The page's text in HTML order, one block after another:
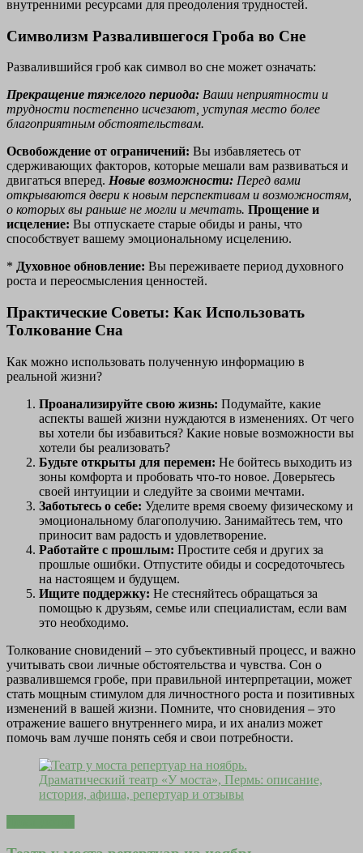
внутренними ресурсами для преодоления трудностей.
Символизм Развалившегося Гроба во Сне
Развалившийся гроб как символ во сне может означать:
Прекращение тяжелого периода: Ваши неприятности и
трудности постепенно исчезают, уступая место более
благоприятным обстоятельствам.
Освобождение от ограничений: Вы избавляетесь от
сдерживающих факторов, которые мешали вам развиваться и
двигаться вперед. Новые возможности: Перед вами
открываются двери к новым перспективам и возможностям,
о которых вы раньше не могли и мечтать. Прощение и
исцеление: Вы отпускаете старые обиды и раны, что
способствует вашему эмоциональному исцелению.
* Духовное обновление: Вы переживаете период духовного
роста и переосмысления ценностей.
Практические Советы: Как Использовать
Толкование Сна
Как можно использовать полученную информацию в
реальной жизни?
Проанализируйте свою жизнь: Подумайте, какие
аспекты вашей жизни нуждаются в изменениях. От чего
вы хотели бы избавиться? Какие новые возможности вы
хотели бы реализовать?
Будьте открыты для перемен: Не бойтесь выходить из
зоны комфорта и пробовать что-то новое. Доверьтесь
своей интуиции и следуйте за своими мечтами.
Заботьтесь о себе: Уделите время своему физическому и
эмоциональному благополучию. Занимайтесь тем, что
приносит вам радость и удовлетворение.
Работайте с прошлым: Простите себя и других за
прошлые ошибки. Отпустите обиды и сосредоточьтесь
на настоящем и будущем.
Ищите поддержку: Не стесняйтесь обращаться за
помощью к друзьям, семье или специалистам, если вам
это необходимо.
Толкование сновидений – это субъективный процесс, и важно
учитывать свои личные обстоятельства и чувства. Сон о
развалившемся гробе, при правильной интерпретации, может
стать мощным стимулом для личностного роста и позитивных
изменений в вашей жизни. Помните, что сновидения – это
отражение вашего внутреннего мира, и их анализ может
помочь вам лучше понять себя и свои потребности.